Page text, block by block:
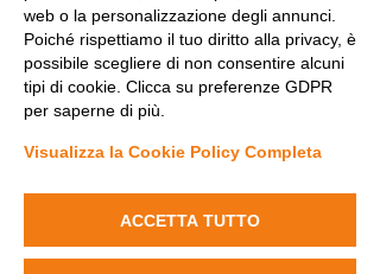
web o la personalizzazione degli annunci.
Poiché rispettiamo il tuo diritto alla privacy, è
possibile scegliere di non consentire alcuni
tipi di cookie. Clicca su preferenze GDPR
per saperne di più.
Visualizza la Cookie Policy Completa
ACCETTA TUTTO